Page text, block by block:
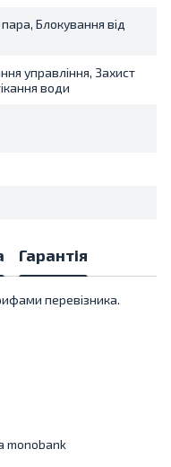
Блокування від
управління, Захист
води
Гарантія
перевізника.
monobank